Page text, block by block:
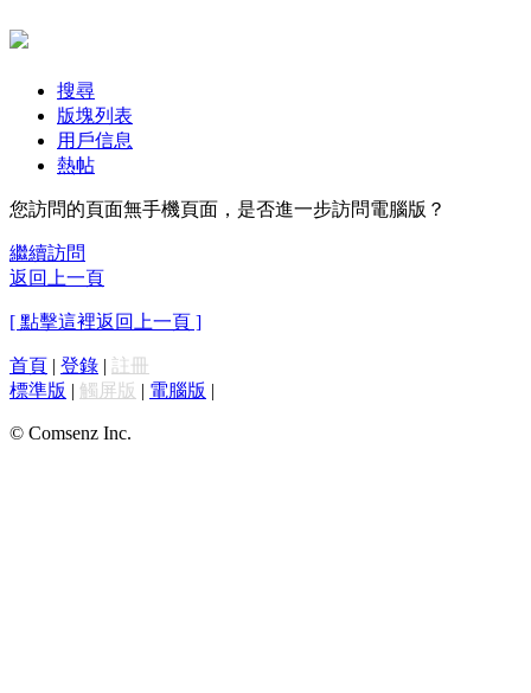
搜尋
版塊列表
用戶信息
熱帖
您訪問的頁面無手機頁面，是否進一步訪問電腦版？
繼續訪問
返回上一頁
[ 點擊這裡返回上一頁 ]
首頁 | 登錄 | 註冊
標準版 | 觸屏版 | 電腦版 |
© Comsenz Inc.